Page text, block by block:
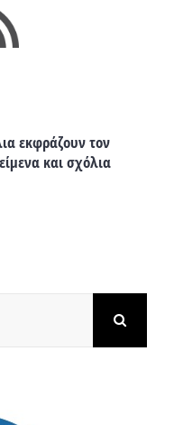
εκφράζουν τον
και σχόλια